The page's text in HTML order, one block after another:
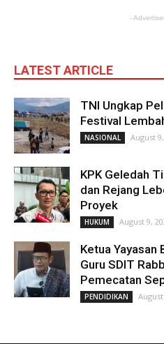
-
LATEST ARTICLE
TNI Ungkap
Festival
NASIONAL August
KPK Geledah
dan Rejang
Proyek
HUKUM August 9,
Ketua Yayasan
Guru SDIT
Pemecatan
PENDIDIKAN